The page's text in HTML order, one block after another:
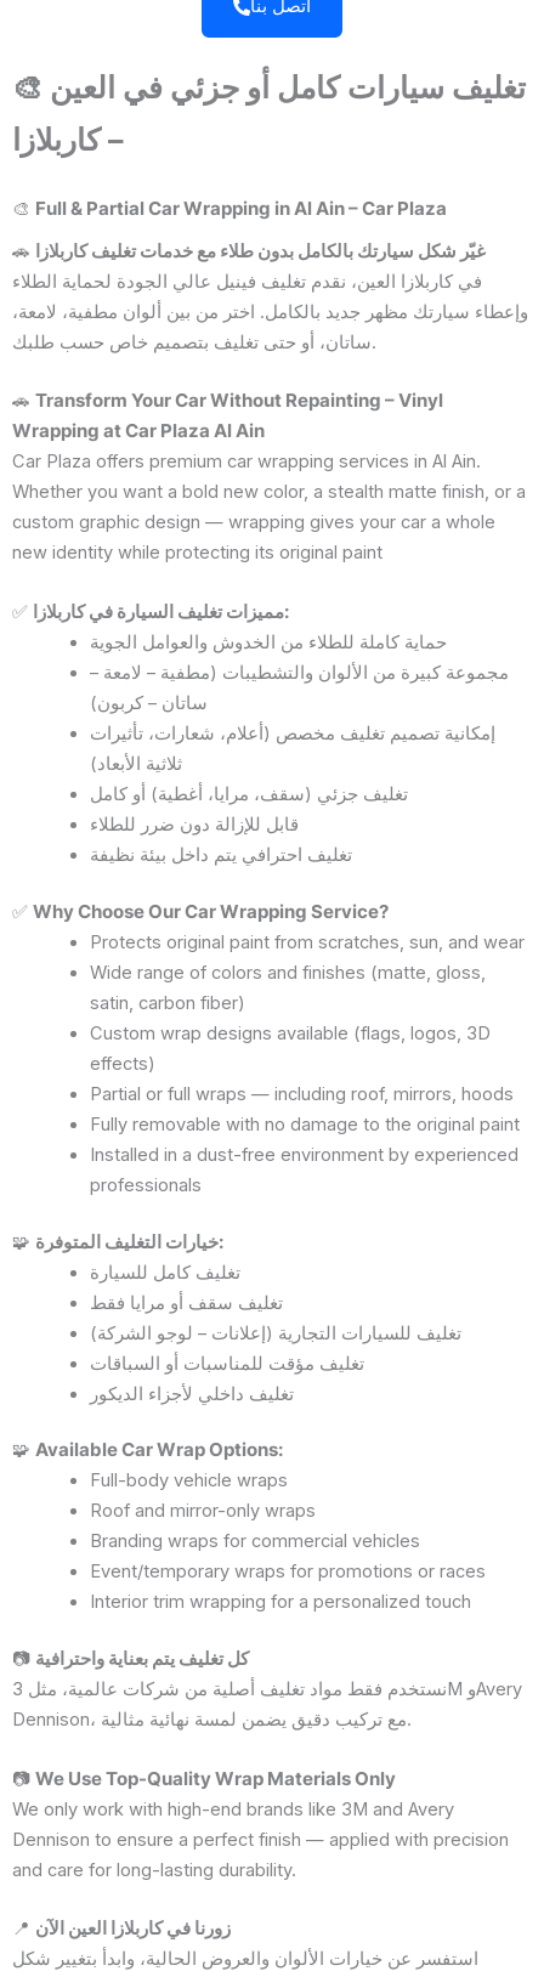
اتصل بنا
🎨 تغليف سيارات كامل أو جزئي في العين
– كاربلازا
🎨 Full & Partial Car Wrapping in Al Ain – Car Plaza
🚗
غيّر شكل سيارتك بالكامل بدون طلاء مع خدمات تغليف كاربلازا
في كاربلازا العين، نقدم تغليف فينيل عالي الجودة لحماية الطلاء
وإعطاء سيارتك مظهر جديد بالكامل. اختر من بين ألوان مطفية، لامعة،
ساتان، أو حتى تغليف بتصميم خاص حسب طلبك.
🚗 Transform Your Car Without Repainting – Vinyl
Wrapping at Car Plaza Al Ain
Car Plaza offers premium car wrapping services in Al Ain.
Whether you want a bold new color, a stealth matte finish, or a
custom graphic design — wrapping gives your car a whole
new identity while protecting its original paint
✅
مميزات تغليف السيارة في كاربلازا:
حماية كاملة للطلاء من الخدوش والعوامل الجوية
مجموعة كبيرة من الألوان والتشطيبات (مطفية – لامعة –
ساتان – كربون)
إمكانية تصميم تغليف مخصص (أعلام، شعارات، تأثيرات
ثلاثية الأبعاد)
تغليف جزئي (سقف، مرايا، أغطية) أو كامل
قابل للإزالة دون ضرر للطلاء
تغليف احترافي يتم داخل بيئة نظيفة
✅ Why Choose Our Car Wrapping Service?
Protects original paint from scratches, sun, and wear
Wide range of colors and finishes (matte, gloss,
satin, carbon fiber)
Custom wrap designs available (flags, logos, 3D
effects)
Partial or full wraps — including roof, mirrors, hoods
Fully removable with no damage to the original paint
Installed in a dust-free environment by experienced
professionals
🧩
خيارات التغليف المتوفرة:
تغليف كامل للسيارة
تغليف سقف أو مرايا فقط
تغليف للسيارات التجارية (إعلانات – لوجو الشركة)
تغليف مؤقت للمناسبات أو السباقات
تغليف داخلي لأجزاء الديكور
🧩 Available Car Wrap Options:
Full-body vehicle wraps
Roof and mirror-only wraps
Branding wraps for commercial vehicles
Event/temporary wraps for promotions or races
Interior trim wrapping for a personalized touch
📷 كل تغليف يتم بعناية واحترافية
نستخدم فقط مواد تغليف أصلية من شركات عالمية، مثل 3M وAvery
Dennison، مع تركيب دقيق يضمن لمسة نهائية مثالية.
📷 We Use Top-Quality Wrap Materials Only
We only work with high-end brands like 3M and Avery
Dennison to ensure a perfect finish — applied with precision
and care for long-lasting durability.
📍 زورنا في كاربلازا العين الآن
استفسر عن خيارات الألوان والعروض الحالية، وابدأ بتغيير شكل